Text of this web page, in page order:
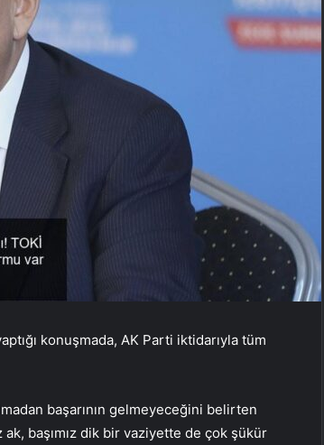
konuşmada, AK Parti iktidarıyla tüm
başarının gelmeyeceğini belirten
başımız dik bir vaziyette de çok şükür